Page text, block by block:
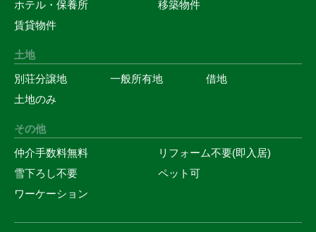
ホテル・保養所
移築物件
賃貸物件
土地
別荘分譲地
一般所有地
借地
土地のみ
その他
仲介手数料無料
リフォーム不要(即入居)
雪下ろし不要
ペット可
ワーケーション